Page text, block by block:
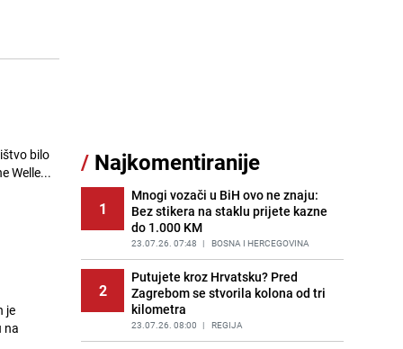
bilo
Welle...
je
na
11
KS opkolili zgradu
LOKALNE TEME
12
Pijana sjela za volan: Osiguranje
odbilo isplatu štete na vozilu koje je
slupala Anja Ljubojević
PRIJE 1 DAN | BOSNA I HERCEGOVINA
13
Šta se dešava u sarajevskom
naselju Vraca? Policija zaprimila
dojavu, izašli na teren
PRIJE 2 DANA | CRNA HRONIKA
/ Najkomentiranije
1
Mnogi vozači u BiH ovo ne znaju:
Bez stikera na staklu prijete kazne
do 1.000 KM
23.07.26. 07:48 | BOSNA I HERCEGOVINA
2
Putujete kroz Hrvatsku? Pred
Zagrebom se stvorila kolona od tri
kilometra
23.07.26. 08:00 | REGIJA